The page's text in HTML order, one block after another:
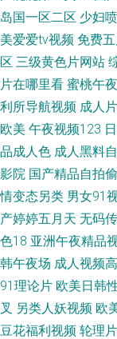
岛国一区二区 少妇
美爱爱tv视频 免费
区 三级黄色片网站
片在哪里看 蜜桃午
利所导航视频 成人
欧美 午夜视频123
品成人色 成人黑料
影院 国产精品自拍
情变态另类 男女91
产婷婷五月天 无码
色18 亚洲午夜精品
韩午夜场 成人视频
91理论片 欧美日韩
叉 另类人妖视频 欧
豆花福利视频 轮理